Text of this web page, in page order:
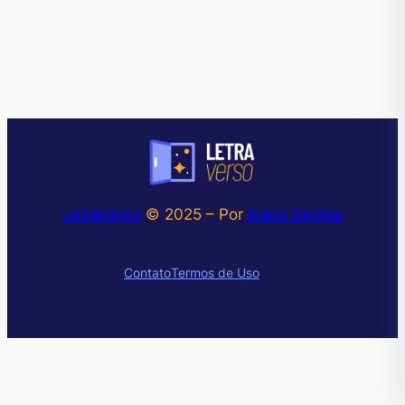
LetraVerso © 2025 – Por Klaus Bentes
ContatoTermos de UsoInstagram